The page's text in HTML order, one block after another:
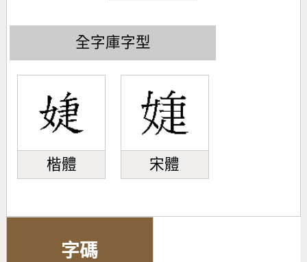
全字庫字型
楷體 宋體
字碼